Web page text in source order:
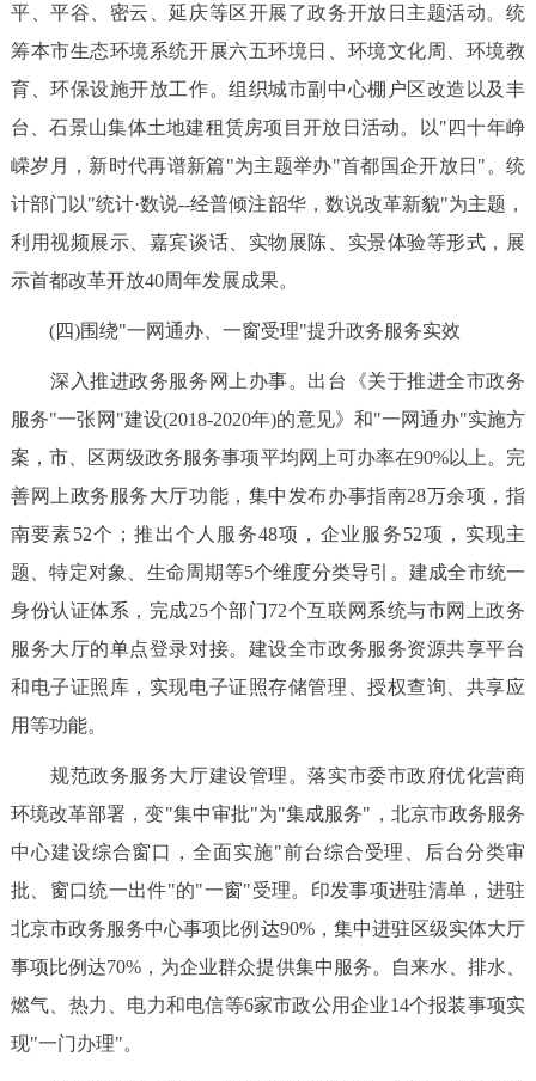
平、平谷、密云、延庆等区开展了政务开放日主题活动。统
筹本市生态环境系统开展六五环境日、环境文化周、环境教
育、环保设施开放工作。组织城市副中心棚户区改造以及丰
台、石景山集体土地建租赁房项目开放日活动。以"四十年峥
嵘岁月，新时代再谱新篇"为主题举办"首都国企开放日"。统
计部门以"统计·数说--经普倾注韶华，数说改革新貌"为主题，
利用视频展示、嘉宾谈话、实物展陈、实景体验等形式，展
示首都改革开放40周年发展成果。
(四)围绕"一网通办、一窗受理"提升政务服务实效
深入推进政务服务网上办事。出台《关于推进全市政务
服务"一张网"建设(2018-2020年)的意见》和"一网通办"实施方
案，市、区两级政务服务事项平均网上可办率在90%以上。完
善网上政务服务大厅功能，集中发布办事指南28万余项，指
南要素52个；推出个人服务48项，企业服务52项，实现主
题、特定对象、生命周期等5个维度分类导引。建成全市统一
身份认证体系，完成25个部门72个互联网系统与市网上政务
服务大厅的单点登录对接。建设全市政务服务资源共享平台
和电子证照库，实现电子证照存储管理、授权查询、共享应
用等功能。
规范政务服务大厅建设管理。落实市委市政府优化营商
环境改革部署，变"集中审批"为"集成服务"，北京市政务服务
中心建设综合窗口，全面实施"前台综合受理、后台分类审
批、窗口统一出件"的"一窗"受理。印发事项进驻清单，进驻
北京市政务服务中心事项比例达90%，集中进驻区级实体大厅
事项比例达70%，为企业群众提供集中服务。自来水、排水、
燃气、热力、电力和电信等6家市政公用企业14个报装事项实
现"一门办理"。